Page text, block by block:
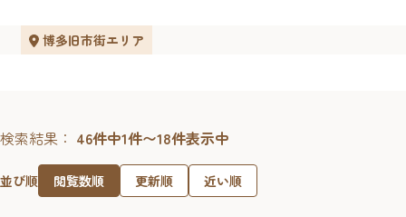
博多旧市街エリア
検索結果： 46件中1件〜18件表示中
並び順 閲覧数順 更新順 近い順